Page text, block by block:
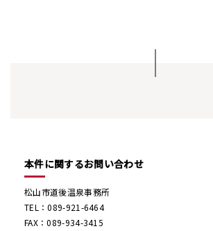
本件に関するお問い合わせ
松山市道後温泉事務所
TEL：089-921-6464
FAX：089-934-3415